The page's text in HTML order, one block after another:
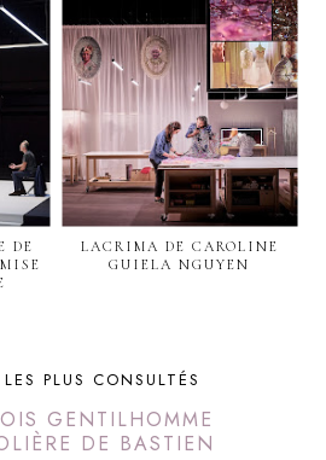
DE
LACRIMA DE CAROLINE
GUIELA NGUYEN
PLUS CONSULTÉS
GENTILHOMME
DE BASTIEN